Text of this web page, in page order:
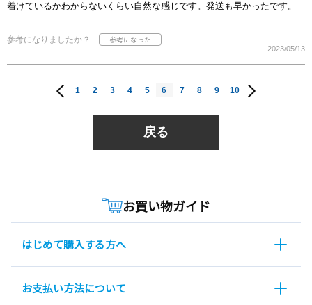
着けているかわからないくらい自然な感じです。発送も早かったです。
参考になりましたか？
2023/05/13
1 2 3 4 5 6 7 8 9 10
戻る
お買い物ガイド
はじめて購入する方へ
お支払い方法について